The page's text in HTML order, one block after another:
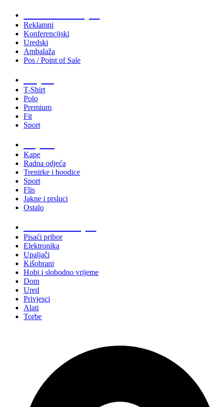
Reklamni
Konferencijski
Uredski
Ambalaža
Pos / Point of Sale
T-Shirt
Polo
Premium
Fit
Sport
Kape
Radna odjeća
Trenirke i hoodice
Sport
Flis
Jakne i prsluci
Ostalo
Pisaći pribor
Elektronika
Upaljači
Kišobrani
Hobi i slobodno vrijeme
Dom
Ured
Privjesci
Alati
Torbe